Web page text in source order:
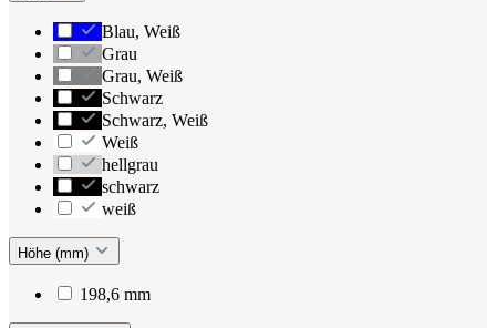
Blau, Weiß
Grau
Grau, Weiß
Schwarz
Schwarz, Weiß
Weiß
hellgrau
schwarz
weiß
Höhe (mm)
198,6 mm